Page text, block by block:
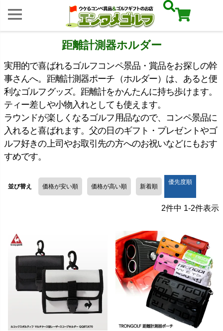
距離計測器ホルダー
実用的で喜ばれるゴルフコンペ景品・賞品をお探しの幹
事さんへ。距離計測器ポーチ（ホルダー）は、あると便
利なゴルフグッズ。距離計をかんたんに持ち歩けます。
ティー差しや小物入れとしても使えます。
ラウンドが楽しくなるゴルフ用品なので、コンペ景品に
入れると喜ばれます。父の日のギフト・プレゼントやゴ
ルフ好きの上司やお取引先の方へのお祝いなどにもおす
すめです。
並び替え 価格が安い順 価格が高い順 新着順
優先度順
2件中 1-2件表示